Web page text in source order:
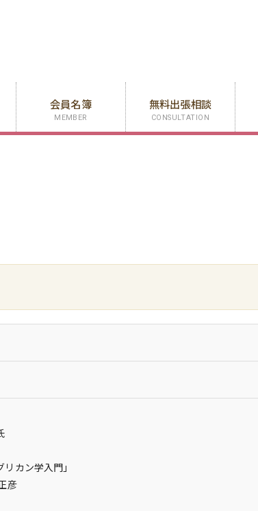
会員名簿
MEMBER
無料出張相談
CONSULTATION
ン学入門」